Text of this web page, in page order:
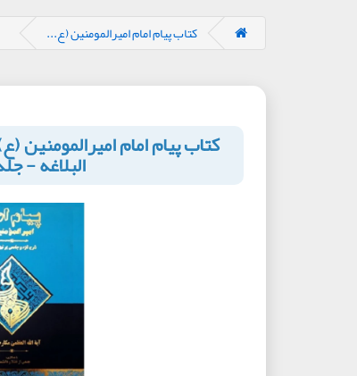
کتاب پیام امام امیرالمومنین (ع...
کتاب پیام امام امیرالمومنین
البلاغه -